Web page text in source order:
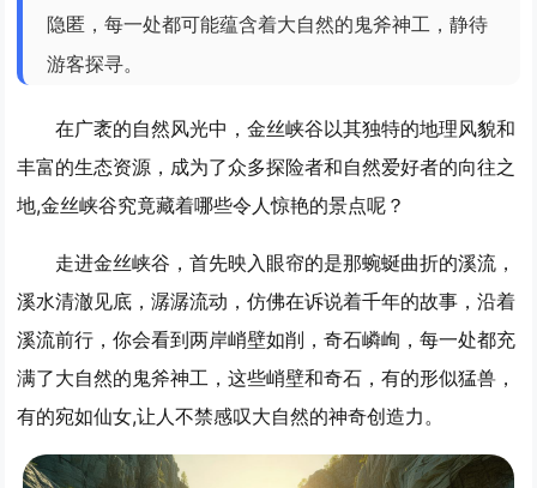
隐匿，每一处都可能蕴含着大自然的鬼斧神工，静待
游客探寻。
在广袤的自然风光中，金丝峡谷以其独特的地理风貌和
丰富的生态资源，成为了众多探险者和自然爱好者的向往之
地,金丝峡谷究竟藏着哪些令人惊艳的景点呢？
走进金丝峡谷，首先映入眼帘的是那蜿蜒曲折的溪流，
溪水清澈见底，潺潺流动，仿佛在诉说着千年的故事，沿着
溪流前行，你会看到两岸峭壁如削，奇石嶙峋，每一处都充
满了大自然的鬼斧神工，这些峭壁和奇石，有的形似猛兽，
有的宛如仙女,让人不禁感叹大自然的神奇创造力。